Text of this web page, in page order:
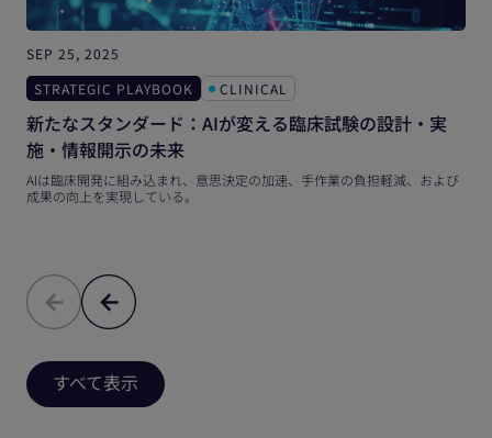
SEP 25, 2025
STRATEGIC PLAYBOOK
CLINICAL
新たなスタンダード：AIが変える臨床試験の設計・実
施・情報開示の未来
AIは臨床開発に組み込まれ、意思決定の加速、手作業の負担軽減、および
成果の向上を実現している。
すべて表示